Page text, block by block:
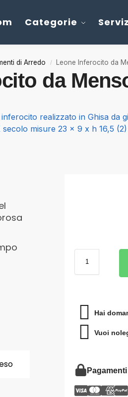
Categorie
di Arredo / Leone Inferocito da
da
Hai
Vuoi